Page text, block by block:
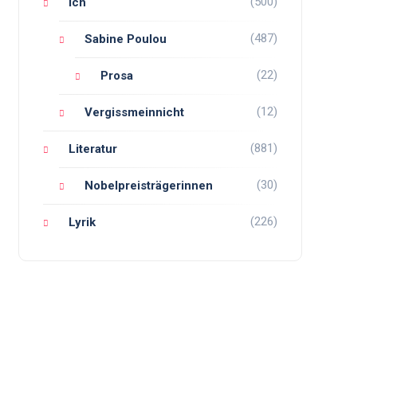
Sabine Poulou (487)
Prosa (22)
Vergissmeinnicht (12)
Literatur (881)
Nobelpreisträgerinnen (30)
Lyrik (226)